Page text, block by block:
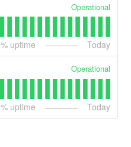
Operational
% uptime Today
Operational
% uptime Today